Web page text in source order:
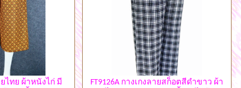
ยไทย ผ้าหนังไก่ มี
FT9126A กางเกงลายสก็อตสีดำขาว ผ้า